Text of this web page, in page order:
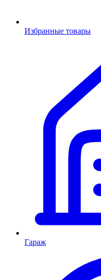
Избранные товары
Гараж